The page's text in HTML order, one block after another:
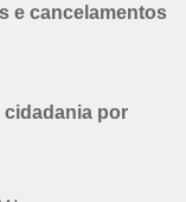
e cancelamentos
por